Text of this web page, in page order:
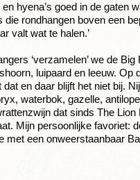
hyena’s goed in de gaten
die rondhangen boven een
valt wat te halen.’
‘verzamelen’ we de Big
luipaard en leeuw. Op
en daar blijft het niet bij.
waterbok, gazelle,
dat sinds The Lion
Mijn persoonlijke favoriet:
met een onweerstaanbaar